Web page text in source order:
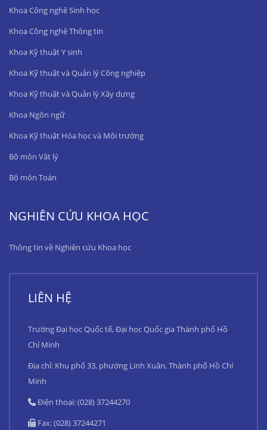
Khoa Công nghệ Sinh học
Khoa Công nghệ Thông tin
Khoa Kỹ thuật Y sinh
Khoa Kỹ thuật và Quản lý Công nghiệp
Khoa Kỹ thuật và Quản lý Xây dựng
Khoa Ngôn ngữ
Khoa Kỹ thuật Hóa học và Môi trường
Bộ môn Vật lý
Bộ môn Toán
NGHIÊN CỨU KHOA HỌC
Thông tin về Nghiên cứu Khoa học
LIÊN HỆ
Trường Đại học Quốc tế, Đại học Quốc gia Thành phố Hồ
Chí Minh
Địa chỉ: Khu phố 33, phường Linh Xuân, Thành phố Hồ Chí
Minh
Điện thoại: (028) 37244270
Fax: (028) 37244271